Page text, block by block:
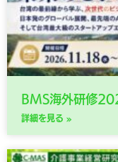
BMS海外研修
詳細を見る »